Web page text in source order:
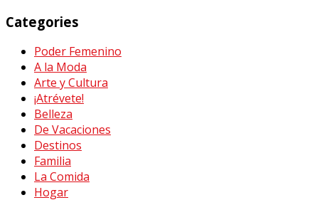
Categories
Poder Femenino
A la Moda
Arte y Cultura
¡Atrévete!
Belleza
De Vacaciones
Destinos
Familia
La Comida
Hogar